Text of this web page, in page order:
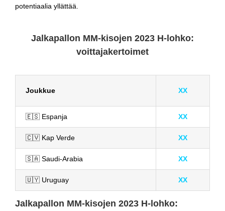
potentiaalia yllättää.
Jalkapallon MM-kisojen 2023 H-lohko:
voittajakertoimet
Joukkue XX
🇪🇸 Espanja XX
🇨🇻 Kap Verde XX
🇸🇦 Saudi-Arabia XX
🇺🇾 Uruguay XX
Jalkapallon MM-kisojen 2023 H-lohko: